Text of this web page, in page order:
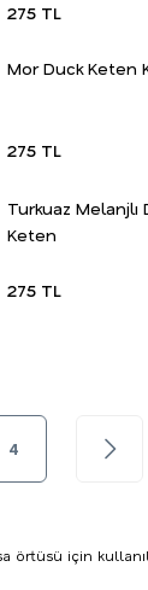
275 TL
Mor Duck Keten
275 TL
Turkuaz Melanjlı
Keten
275 TL
4
için